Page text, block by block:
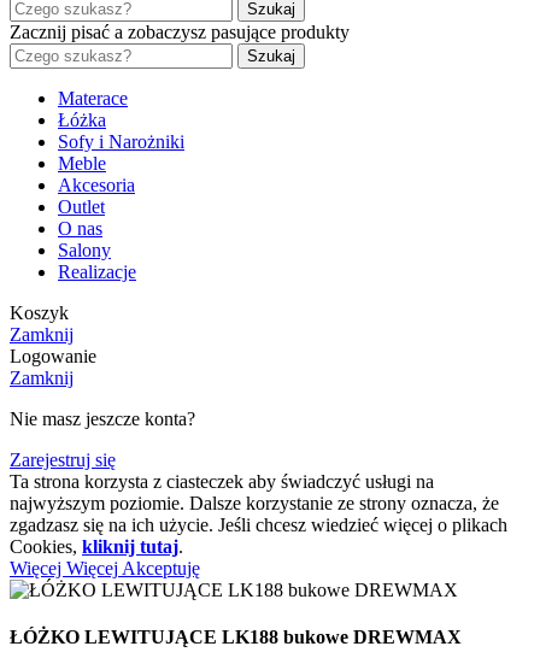
Szukaj
Zacznij pisać a zobaczysz pasujące produkty
Szukaj
Materace
Łóżka
Sofy i Narożniki
Meble
Akcesoria
Outlet
O nas
Salony
Realizacje
Koszyk
Zamknij
Logowanie
Zamknij
Nie masz jeszcze konta?
Zarejestruj się
Ta strona korzysta z ciasteczek aby świadczyć usługi na
najwyższym poziomie. Dalsze korzystanie ze strony oznacza, że
zgadzasz się na ich użycie. Jeśli chcesz wiedzieć więcej o plikach
Cookies, kliknij tutaj.
Więcej Więcej Akceptuję
ŁÓŻKO LEWITUJĄCE LK188 bukowe DREWMAX